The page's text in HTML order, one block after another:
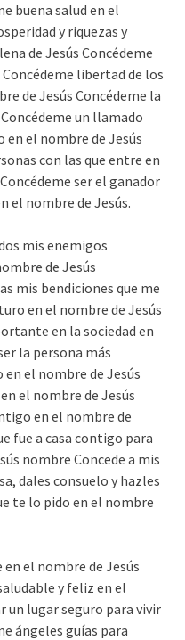
buena salud en el
y riquezas y
de Jesús Concédeme
libertad de los
de Jesús Concédeme la
un llamado
el nombre de Jesús
con las que entre en
ser el ganador
el nombre de Jesús.
mis enemigos
de Jesús
mis bendiciones que me
en el nombre de Jesús
en la sociedad en
la persona más
el nombre de Jesús
el nombre de Jesús
en el nombre de
fue a casa contigo para
nombre Concede a mis
dales consuelo y hazles
te lo pido en el nombre
el nombre de Jesús
y feliz en el
un lugar seguro para vivir
ángeles guías para